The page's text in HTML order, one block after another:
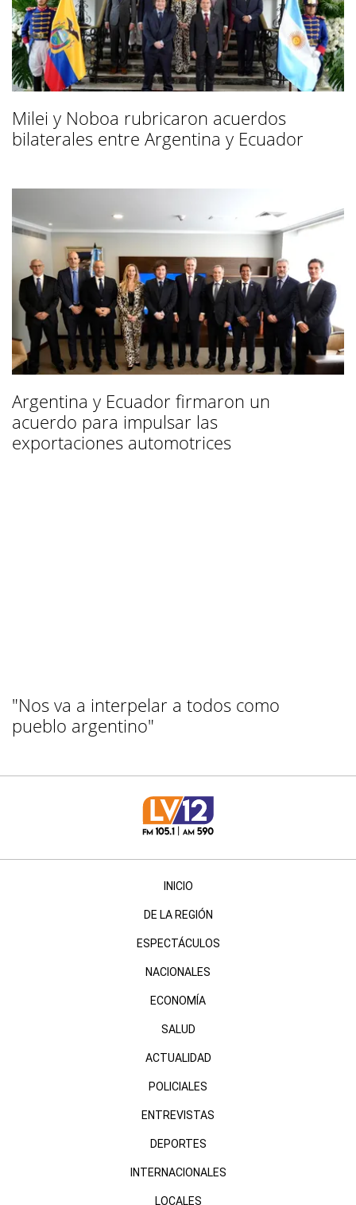
Milei y Noboa rubricaron acuerdos
bilaterales entre Argentina y Ecuador
Argentina y Ecuador firmaron un
acuerdo para impulsar las
exportaciones automotrices
"Nos va a interpelar a todos como
pueblo argentino"
INICIO
DE LA REGIÓN
ESPECTÁCULOS
NACIONALES
ECONOMÍA
SALUD
ACTUALIDAD
POLICIALES
ENTREVISTAS
DEPORTES
INTERNACIONALES
LOCALES